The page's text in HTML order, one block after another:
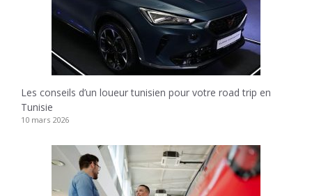
Les conseils d’un loueur tunisien pour votre road trip en
Tunisie
10 mars 2026